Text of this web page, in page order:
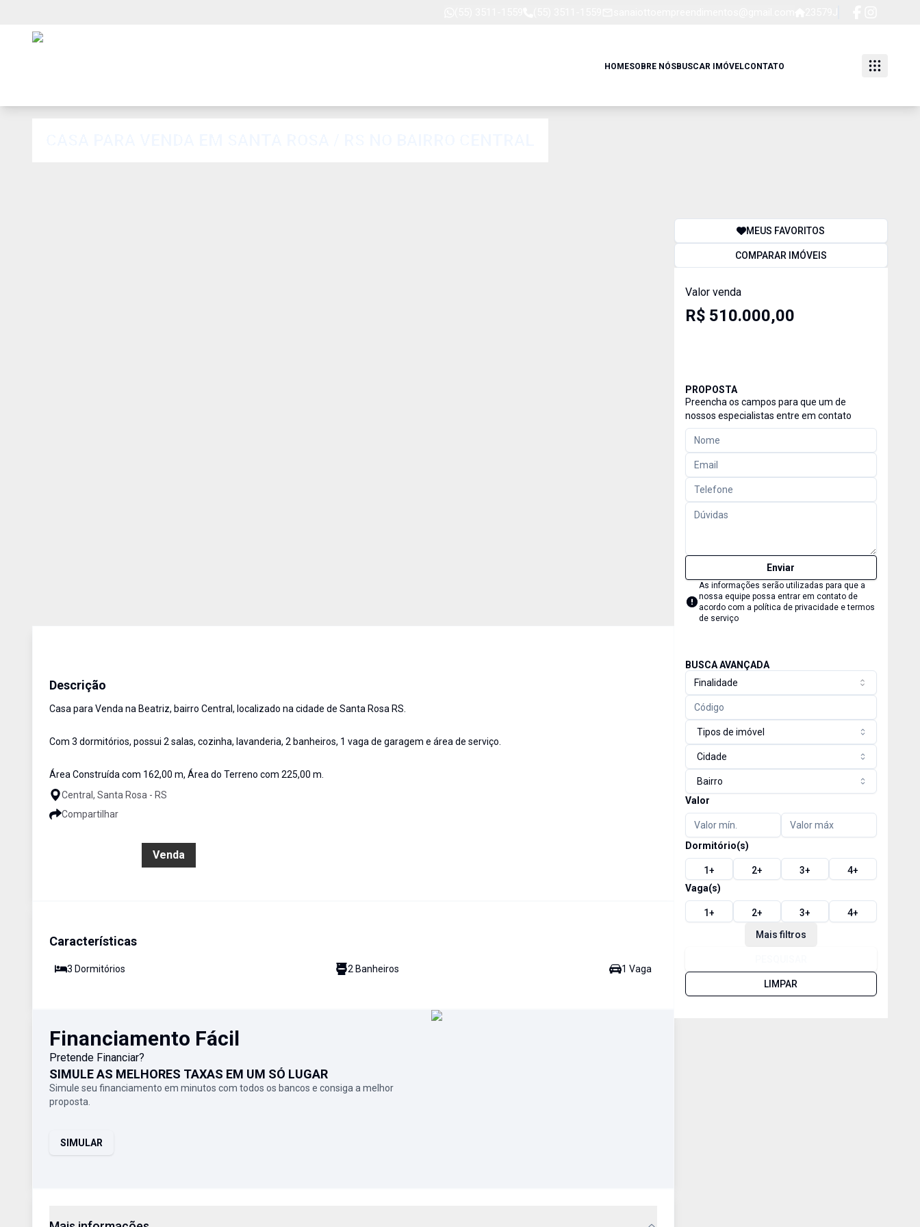
HOMESOBRE NÓSBUSCAR IMÓVELCONTATO
Descrição
Casa para Venda na Beatriz, bairro Central, localizado na cidade de Santa Rosa RS.
Com 3 dormitórios, possui 2 salas, cozinha, lavanderia, 2 banheiros, 1 vaga de garagem e área de serviço.
Área Construída com 162,00 m, Área do Terreno com 225,00 m.
Central, Santa Rosa - RS
Compartilhar
Venda
Características
3 Dormitórios 2 Banheiros 1 Vaga
Financiamento Fácil
Pretende Financiar?
SIMULE AS MELHORES TAXAS EM UM SÓ LUGAR
Simule seu financiamento em minutos com todos os bancos e consiga a melhor
proposta.
SIMULAR
MEUS FAVORITOS
COMPARAR IMÓVEIS
Valor venda
R$ 510.000,00
PROPOSTA
Preencha os campos para que um de
nossos especialistas entre em contato
Enviar
As informações serão utilizadas para que a
nossa equipe possa entrar em contato de
acordo com a política de privacidade e termos
de serviço
BUSCA AVANÇADA
Finalidade
Tipos de imóvel
Cidade
Bairro
Valor
Dormitório(s)
1+ 2+ 3+ 4+
Vaga(s)
1+ 2+ 3+ 4+
Mais filtros
LIMPAR